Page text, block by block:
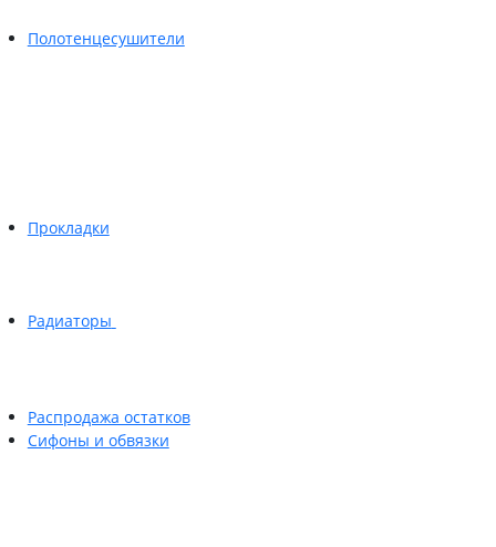
Полотенцесушители
Прокладки
Радиаторы
Распродажа остатков
Сифоны и обвязки